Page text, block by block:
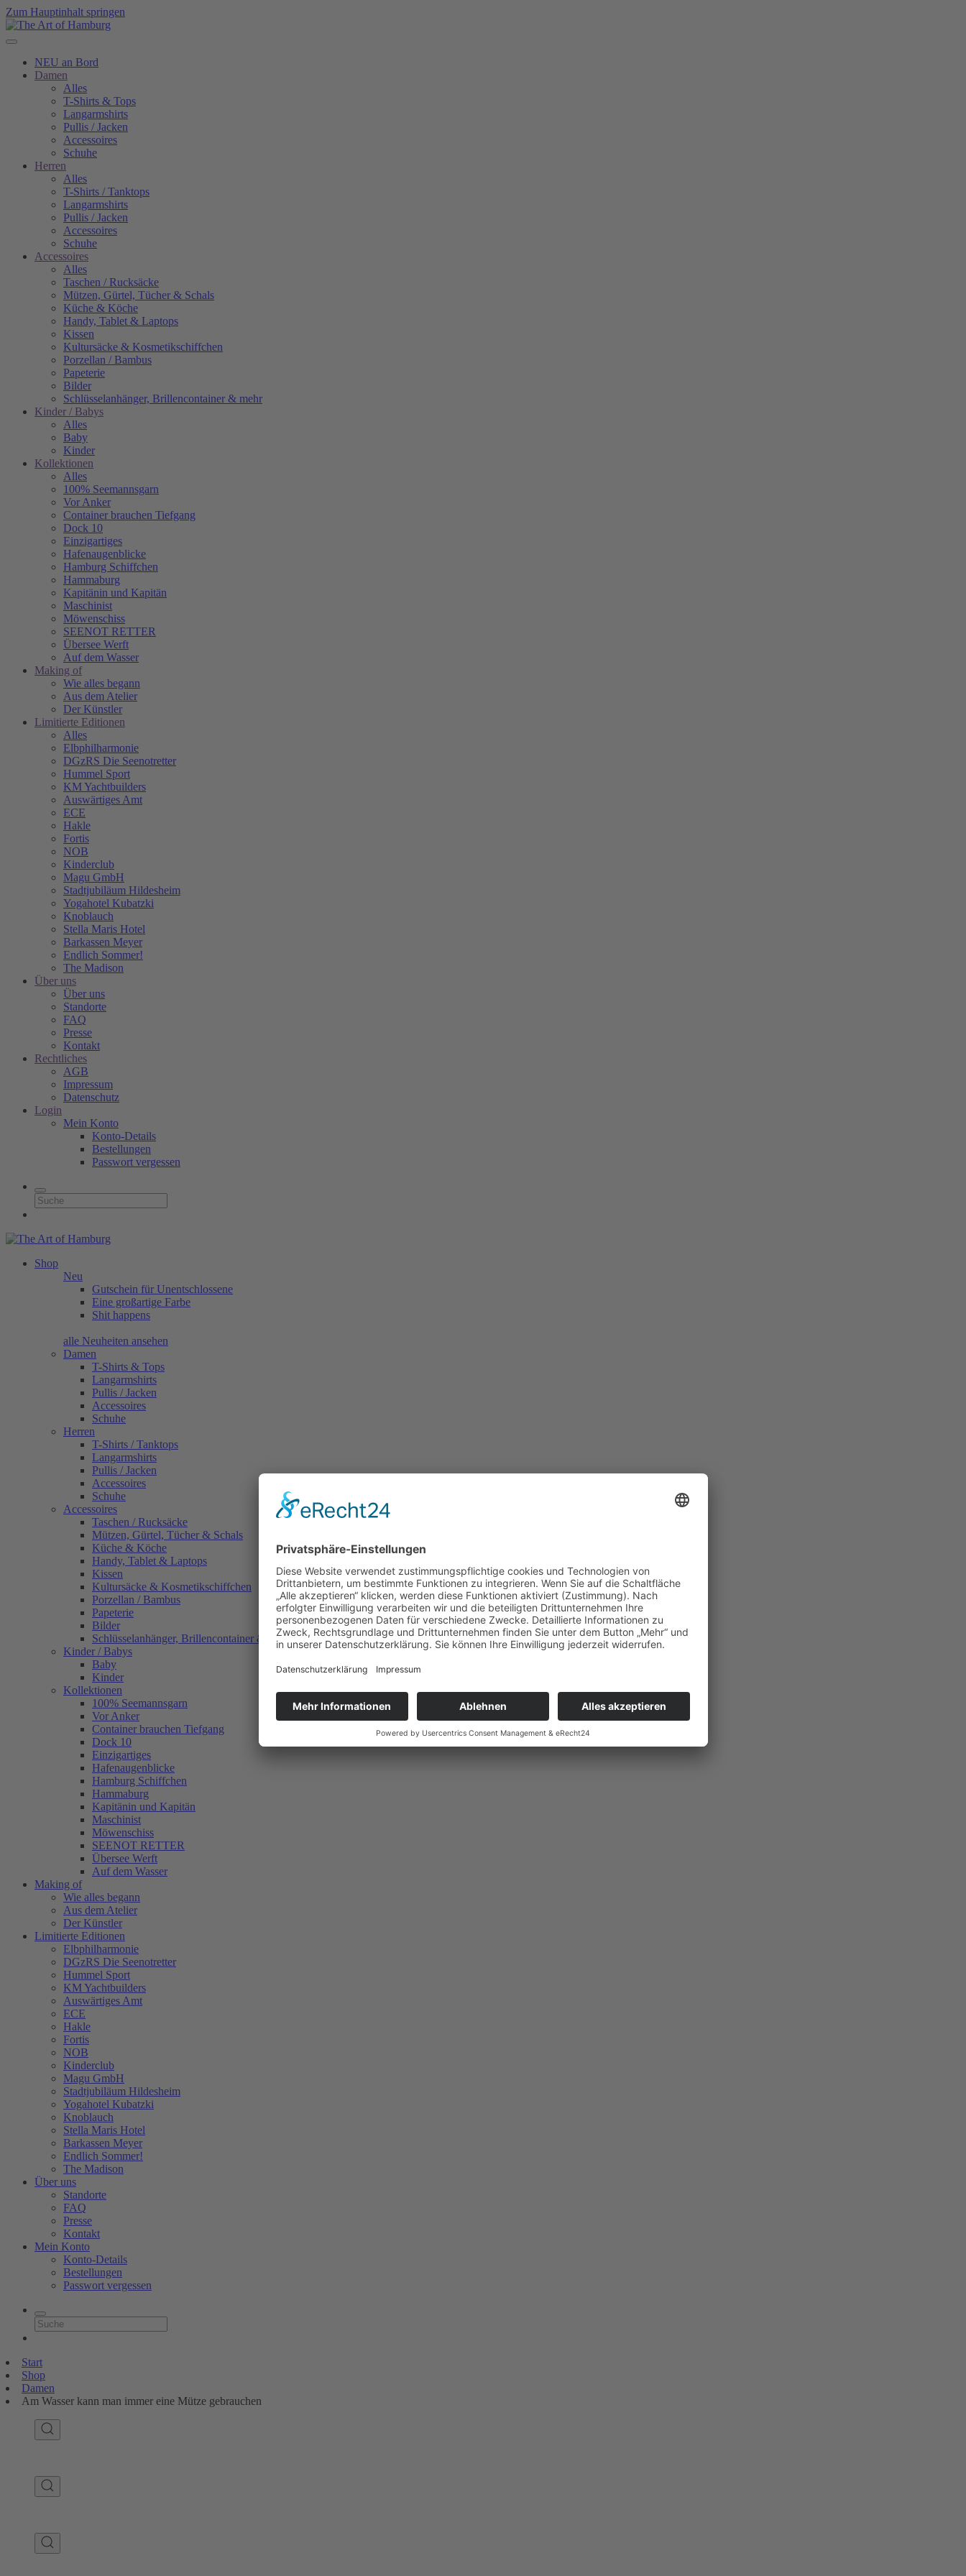
Zum Hauptinhalt springen
NEU an Bord
Damen
Alles
T-Shirts & Tops
Langarmshirts
Pullis / Jacken
Accessoires
Schuhe
Herren
Alles
T-Shirts / Tanktops
Langarmshirts
Pullis / Jacken
Accessoires
Schuhe
Accessoires
Alles
Taschen / Rucksäcke
Mützen, Gürtel, Tücher & Schals
Küche & Köche
Handy, Tablet & Laptops
Kissen
Kultursäcke & Kosmetikschiffchen
Porzellan / Bambus
Papeterie
Bilder
Schlüsselanhänger, Brillencontainer & mehr
Kinder / Babys
Alles
Baby
Kinder
Kollektionen
Alles
100% Seemannsgarn
Vor Anker
Container brauchen Tiefgang
Dock 10
Einzigartiges
Hafenaugen­blicke
Hamburg Schiffchen
Hammaburg
Kapitänin und Kapitän
Maschinist
Möwenschiss
SEENOT RETTER
Übersee Werft
Auf dem Wasser
Making of
Wie alles begann
Aus dem Atelier
Der Künstler
Limitierte Editionen
Alles
Elbphilharmonie
DGzRS Die Seenotretter
Hummel Sport
KM Yachtbuilders
Auswärtiges Amt
ECE
Hakle
Fortis
NOB
Kinderclub
Magu GmbH
Stadtjubiläum Hildesheim
Yogahotel Kubatzki
Knoblauch
Stella Maris Hotel
Barkassen Meyer
Endlich Sommer!
The Madison
Über uns
Über uns
Standorte
FAQ
Presse
Kontakt
Rechtliches
AGB
Impressum
Datenschutz
Login
Mein Konto
Konto-Details
Bestellungen
Passwort vergessen
Shop
Neu
Gutschein für Unentschlossene
Eine großartige Farbe
Shit happens
alle Neuheiten ansehen
Damen
T-Shirts & Tops
Langarmshirts
Pullis / Jacken
Accessoires
Schuhe
Herren
T-Shirts / Tanktops
Langarmshirts
Pullis / Jacken
Accessoires
Schuhe
Accessoires
Taschen / Rucksäcke
Mützen, Gürtel, Tücher & Schals
Küche & Köche
Handy, Tablet & Laptops
Kissen
Kultursäcke & Kosmetikschiffchen
Porzellan / Bambus
Papeterie
Bilder
Schlüsselanhänger, Brillencontainer & mehr
Kinder / Babys
Baby
Kinder
Kollektionen
100% Seemannsgarn
Vor Anker
Container brauchen Tiefgang
Dock 10
Einzigartiges
Hafenaugen­blicke
Hamburg Schiffchen
Hammaburg
Kapitänin und Kapitän
Maschinist
Möwenschiss
SEENOT RETTER
Übersee Werft
Auf dem Wasser
Making of
Wie alles begann
Aus dem Atelier
Der Künstler
Limitierte Editionen
Elbphilharmonie
DGzRS Die Seenotretter
Hummel Sport
KM Yachtbuilders
Auswärtiges Amt
ECE
Hakle
Fortis
NOB
Kinderclub
Magu GmbH
Stadtjubiläum Hildesheim
Yogahotel Kubatzki
Knoblauch
Stella Maris Hotel
Barkassen Meyer
Endlich Sommer!
The Madison
Über uns
Standorte
FAQ
Presse
Kontakt
Mein Konto
Konto-Details
Bestellungen
Passwort vergessen
Start
Shop
Damen
Am Wasser kann man immer eine Mütze gebrauchen